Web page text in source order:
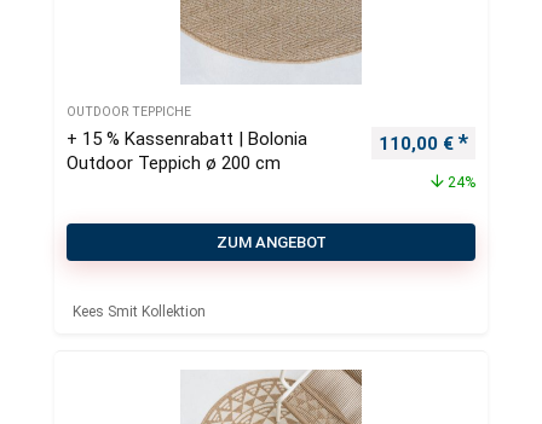
OUTDOOR TEPPICHE
+ 15 % Kassenrabatt | Bolonia
Outdoor Teppich ø 200 cm
Ursprünglicher
110,00 €
24%
ZUM ANGEBOT
Kees Smit Kollektion